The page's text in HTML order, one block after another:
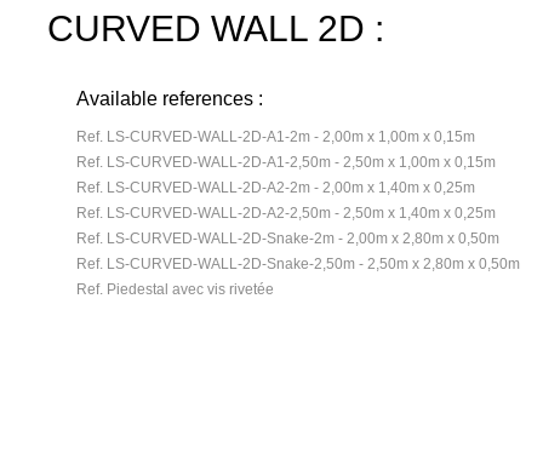
CURVED WALL 2D :
Available references :
Ref. LS-CURVED-WALL-2D-A1-2m - 2,00m x 1,00m x 0,15m
Ref. LS-CURVED-WALL-2D-A1-2,50m - 2,50m x 1,00m x 0,15m
Ref. LS-CURVED-WALL-2D-A2-2m - 2,00m x 1,40m x 0,25m
Ref. LS-CURVED-WALL-2D-A2-2,50m - 2,50m x 1,40m x 0,25m
Ref. LS-CURVED-WALL-2D-Snake-2m - 2,00m x 2,80m x 0,50m
Ref. LS-CURVED-WALL-2D-Snake-2,50m - 2,50m x 2,80m x 0,50m
Ref. Piedestal avec vis rivetée